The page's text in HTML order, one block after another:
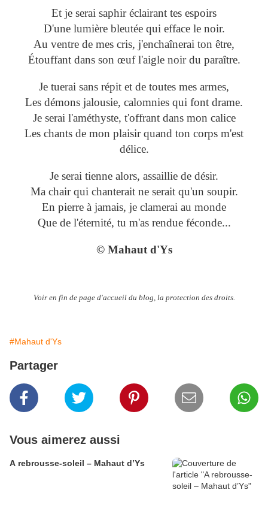
Et je serai saphir éclairant tes espoirs
D'une lumière bleutée qui efface le noir.
Au ventre de mes cris, j'enchaînerai ton être,
Étouffant dans son œuf l'aigle noir du paraître.
Je tuerai sans répit et de toutes mes armes,
Les démons jalousie, calomnies qui font drame.
Je serai l'améthyste, t'offrant dans mon calice
Les chants de mon plaisir quand ton corps m'est
délice.
Je serai tienne alors, assaillie de désir.
Ma chair qui chanterait ne serait qu'un soupir.
En pierre à jamais, je clamerai au monde
Que de l'éternité, tu m'as rendue féconde...
© Mahaut d'Ys
Voir en fin de page d'accueil du blog, la protection des droits.
#Mahaut d'Ys
Partager
Vous aimerez aussi
A rebrousse-soleil – Mahaut d’Ys